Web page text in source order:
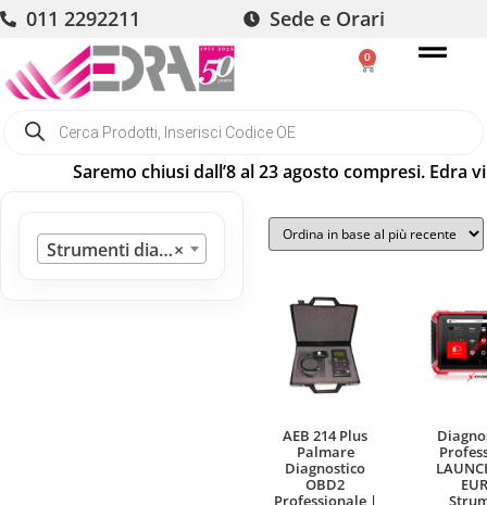
011 2292211 Sede e Orari
0
Saremo chiusi dall’8 al 23 agosto compresi. Edra
×
Strumenti diagnosi
AEB 214 Plus
Palmare
Diagnostico
OBD2
Professionale |